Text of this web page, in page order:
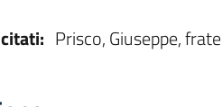
Prisco, Giuseppe, frate